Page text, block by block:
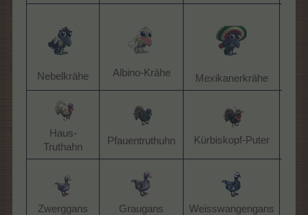
Nebelkrähe​ Albino-Krähe​ Mexikanerkrähe​
Haus-
Truthahn​
Pfauentruthuhn​ Kürbiskopf-Puter​
Zwerggans​ Graugans​ Weisswangengans​